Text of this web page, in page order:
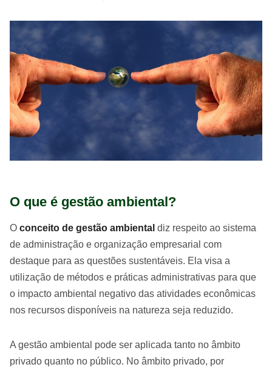
O que é gestão ambiental?
O conceito de gestão ambiental diz respeito ao sistema
de administração e organização empresarial com
destaque para as questões sustentáveis. Ela visa a
utilização de métodos e práticas administrativas para que
o impacto ambiental negativo das atividades econômicas
nos recursos disponíveis na natureza seja reduzido.
A gestão ambiental pode ser aplicada tanto no âmbito
privado quanto no público. No âmbito privado, por